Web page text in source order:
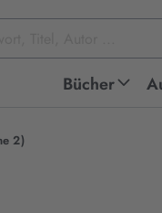
Bücher
2)